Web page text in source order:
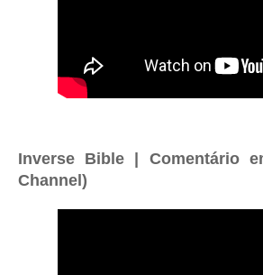
Inverse Bible | Comentário
Channel)